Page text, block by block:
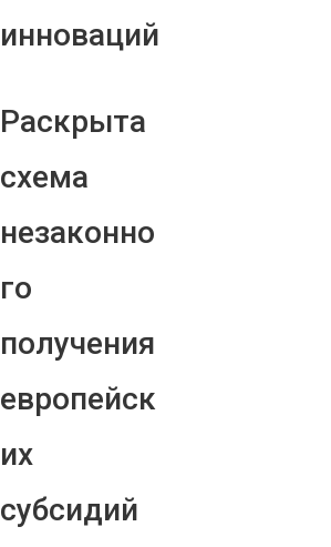
инноваций
Раскрыта
схема
незаконно
го
получения
европейск
их
субсидий